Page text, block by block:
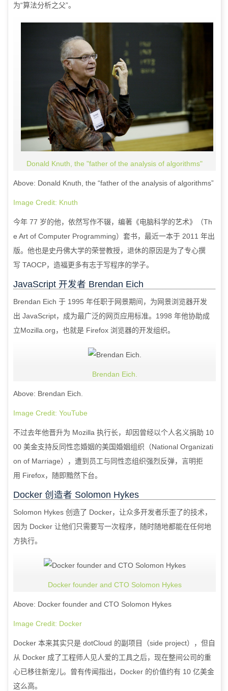
为“算法分析之父”。
Donald Knuth, the "father of the analysis of algorithms"
Above: Donald Knuth, the “father of the analysis of algorithms”
Image Credit: Knuth
今年 77 岁的他，依然写作不辍，编著《电脑科学的艺术》（Th
e Art of Computer Programming）套书，最近一本于 2011 年出
版。他也是史丹佛大学的荣誉教授，退休的原因是为了专心撰
写 TAOCP，造福更多有志于写程序的学子。
JavaScript 开发者 Brendan Eich
Brendan Eich 于 1995 年任职于网景期间，为网景浏览器开发
出 JavaScript，成为最广泛的网页应用标准。 1998 年他协助成
立Mozilla.org，也就是 Firefox 浏览器的开发组织。
Brendan Eich.
Above: Brendan Eich.
Image Credit: YouTube
不过去年他晋升为 Mozilla 执行长，却因曾经以个人名义捐助 10
00 美金支持反同性恋婚姻的美国婚姻组织（National Organizati
on of Marriage），遭到员工与同性恋组织强烈反弹，言明拒
用 Firefox，随即黯然下台。
Docker 创造者 Solomon Hykes
Solomon Hykes 创造了 Docker，让众多开发者乐歪了的技术，
因为 Docker 让他们只需要写一次程序，随时随地都能在任何地
方执行。
Docker founder and CTO Solomon Hykes
Above: Docker founder and CTO Solomon Hykes
Image Credit: Docker
Docker 本来其实只是 dotCloud 的副项目（side project），但自
从 Docker 成了工程师人见人爱的工具之后，现在整间公司的重
心已移往新宠儿。曾有传闻指出， Docker 的价值约有 10 亿美金
这么高。